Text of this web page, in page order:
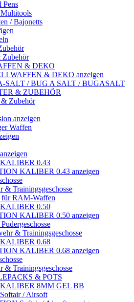
Pens
/ Bajonetts
Zubehör
& DEKO
& DEKO anzeigen
SALT / BUG A SALT / BUGASALT
& ZUBEHÖR
Zubehör
anzeigen
Waffen
0.43
KALIBER 0.43 anzeigen
& Trainingsgeschosse
für RAM-Waffen
0.50
KALIBER 0.50 anzeigen
& Trainingsgeschosse
0.68
KALIBER 0.68 anzeigen
& Trainingsgeschosse
& POTS
8MM GEL BB
/ Airsoft